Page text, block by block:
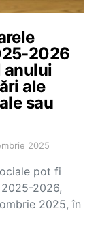
2026
anului
ale
sau
2025
pot fi
2026,
2025, în